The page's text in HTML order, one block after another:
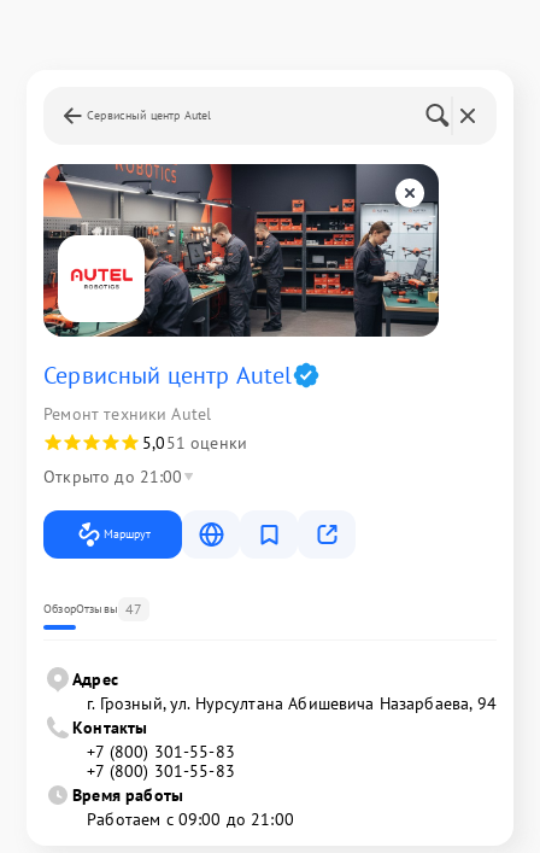
Сервисный центр Autel
Сервисный центр Autel
Ремонт техники Autel
5,051 оценки
Открыто до 21:00
Маршрут
ОбзорОтзывы 47
Адрес
г. Грозный, ул. Нурсултана Абишевича Назарбаева, 94
Контакты
+7 (800) 301-55-83
+7 (800) 301-55-83
Время работы
Работаем с 09:00 до 21:00